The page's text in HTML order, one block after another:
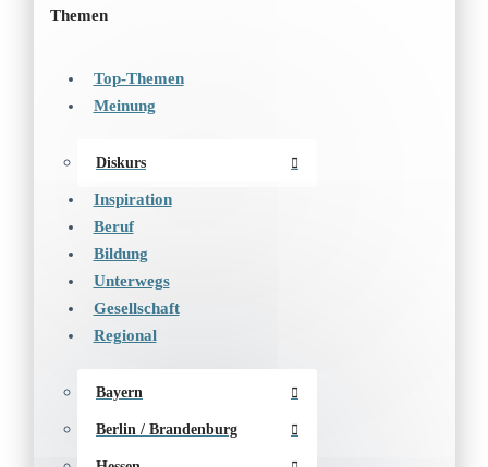
Themen
Top-Themen
Meinung
Diskurs
Inspiration
Beruf
Bildung
Unterwegs
Gesellschaft
Regional
Bayern
Berlin / Brandenburg